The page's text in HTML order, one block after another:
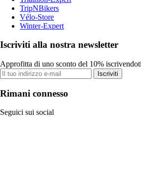
TripNBikers
Vélo-Store
Winter-Expert
Iscriviti alla nostra newsletter
Approfitta di uno sconto del 10%
Iscriviti
Rimani connesso
Seguici sui social